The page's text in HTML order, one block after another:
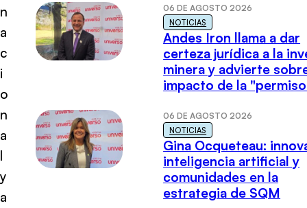
n
a
c
i
o
n
a
l
y
a
06 DE AGOSTO 2026
NOTICIAS
Andes Iron llama a dar
certeza jurídica a la
minera y advierte
impacto de la
06 DE AGOSTO 2026
NOTICIAS
Gina Ocqueteau:
inteligencia artificial y
comunidades en la
estrategia de SQM